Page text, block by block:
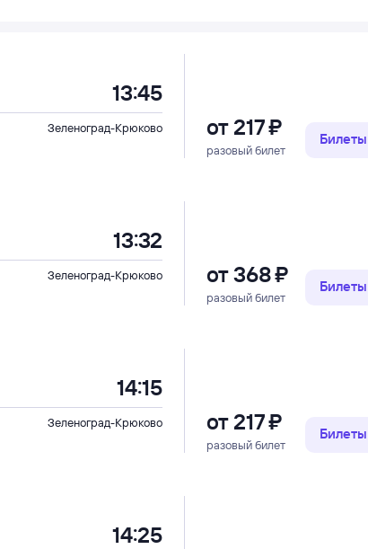
13:45
Зеленоград-Крюково
от 217 ⁠₽
разовый билет
13:32
Зеленоград-Крюково
от368 ⁠₽
разовый билет
14:15
Зеленоград-Крюково
от 217 ⁠₽
разовый билет
14:25